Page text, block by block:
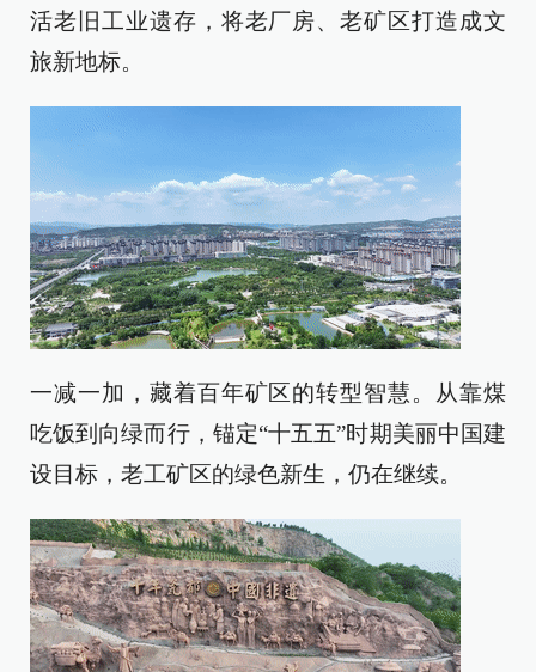
活老旧工业遗存，将老厂房、老矿区打造成文
旅新地标。
一减一加，藏着百年矿区的转型智慧。从靠煤
吃饭到向绿而行，锚定“十五五”时期美丽中国建
设目标，老工矿区的绿色新生，仍在继续。